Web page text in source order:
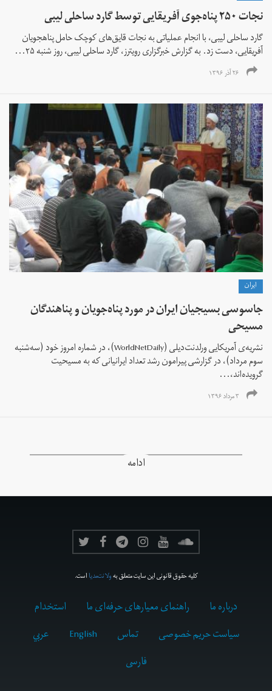
نجات ۲۵۰ پناه‌جوی آفریقایی توسط گارد ساحلی لیبی
گارد ساحلی لیبی، با انجام عملیاتی به نجات قایق‌های کوچک حامل پناهجویان
آفریقایی، دست زد. به گزارش خبرگزاری رویترز، گارد ساحلی لیبی، روز شنبه ۲۵...
۲۶ آذر ۱۳۹۶
ايران
جاسوسی بسیجیان ایران در مورد پناه‌جویان و پناهندگان
مسیحی
نشریه‌ی آمریکایی ورلدنت‌دیلی (WorldNetDaily)، در شماره امروز خود (سه‌شنبه
سوم مرداد)، در گزارشی پیرامون رشد تعداد ایرانیانی که به مسیحیت
گرویده‌اند،...
۳ مرداد ۱۳۹۶
ادامه
کلیه حقوق قانونی این سایت متعلق بهولانت‌مدیااست.
درباره ما راهنمای معیارهای حرفه‌ای ما
استخدام
سیاست حریم خصوصی
تماس English
عربي
فارسى